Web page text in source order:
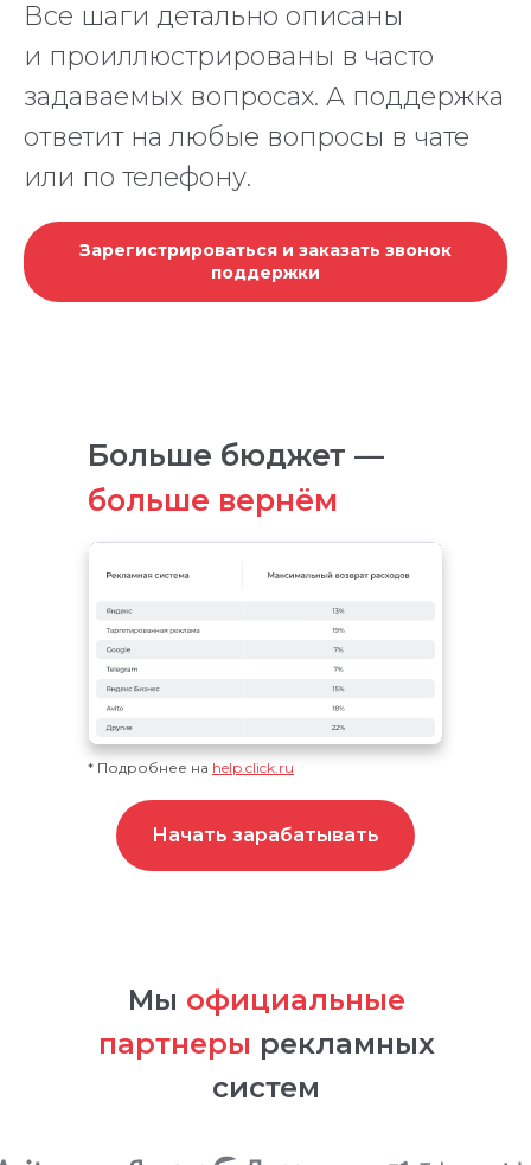
Все шаги детально описаны
и проиллюстрированы в часто
задаваемых вопросах. А поддержка
ответит на любые вопросы в чате
или по телефону.
Зарегистрироваться и заказать звонок
поддержки
Больше бюджет —
больше вернём
* Подробнее на help.click.ru
Начать зарабатывать
Мы официальные
партнеры рекламных
систем